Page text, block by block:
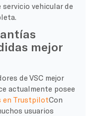
vehicular de
mejor
de VSC mejor
actualmente posee
en TrustpilotCon
usuarios